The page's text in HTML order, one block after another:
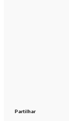
Partilhar